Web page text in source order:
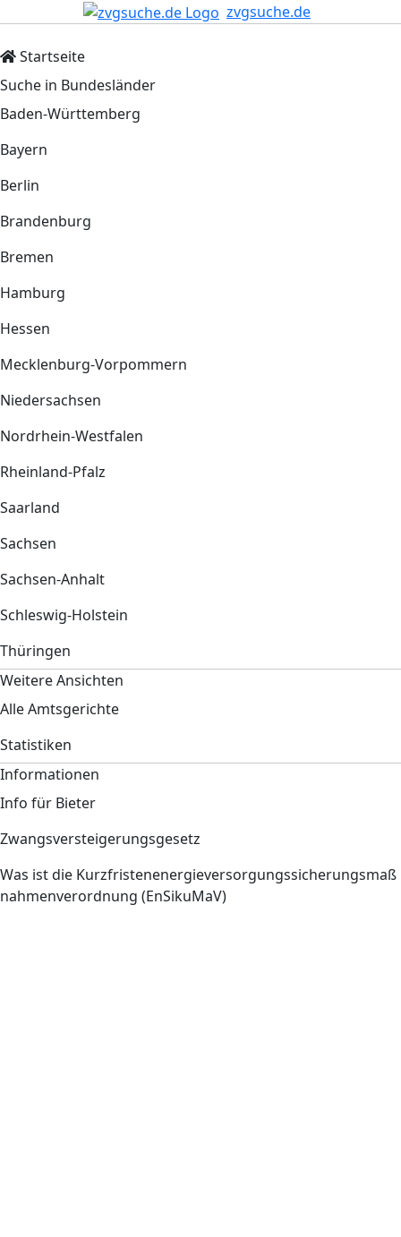
zvgsuche.de
Startseite
Suche in Bundesländer
Baden-Württemberg
Bayern
Berlin
Brandenburg
Bremen
Hamburg
Hessen
Mecklenburg-Vorpommern
Niedersachsen
Nordrhein-Westfalen
Rheinland-Pfalz
Saarland
Sachsen
Sachsen-Anhalt
Schleswig-Holstein
Thüringen
Weitere Ansichten
Alle Amtsgerichte
Statistiken
Informationen
Info für Bieter
Zwangsversteigerungsgesetz
Was ist die Kurzfristenenergieversorgungssicherungsmaß
nahmenverordnung (EnSikuMaV)